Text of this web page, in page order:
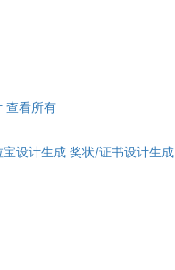
查看所有
宝设计生成 奖状/证书设计生成